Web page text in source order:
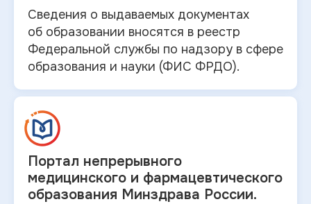
Сведения о выдаваемых документах
об образовании вносятся в реестр
Федеральной службы по надзору в сфере
образования и науки (ФИС ФРДО).
Портал непрерывного
медицинского и фармацевтического
образования Минздрава России.